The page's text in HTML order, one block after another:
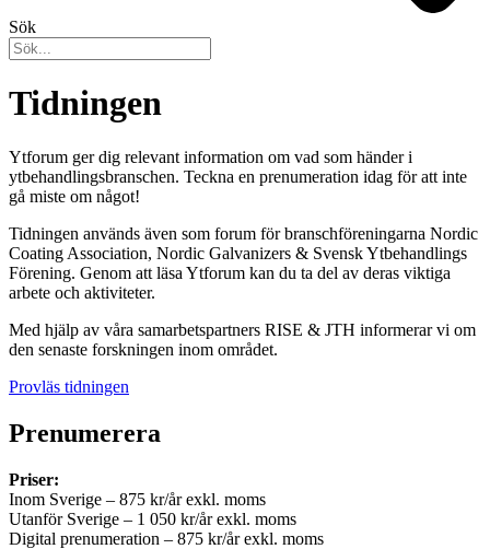
Sök
Tidningen
Ytforum ger dig relevant information om vad som händer i
ytbehandlingsbranschen. Teckna en prenumeration idag för att inte
gå miste om något!
Tidningen används även som forum för branschföreningarna Nordic
Coating Association, Nordic Galvanizers & Svensk Ytbehandlings
Förening. Genom att läsa Ytforum kan du ta del av deras viktiga
arbete och aktiviteter.
Med hjälp av våra samarbetspartners RISE & JTH informerar vi om
den senaste forskningen inom området.
Provläs tidningen
Prenumerera
Priser:
Inom Sverige – 875 kr/år exkl. moms
Utanför Sverige – 1 050 kr/år exkl. moms
Digital prenumeration – 875 kr/år exkl. moms